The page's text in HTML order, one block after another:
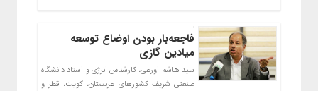
فاجعه‌بار بودن اوضاع توسعه
میادین گازی
سید هاشم اورعی، کارشناس انرژی و استاد دانشگاه
صنعتی شریف کشورهای عربستان، کویت، قطر و